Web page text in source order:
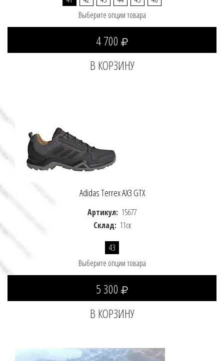
Выберите опции товара
4 700
Adidas Terrex AX3 GTX
Артикул: 15677
Склад: 11ск
43
Выберите опции товара
5 300